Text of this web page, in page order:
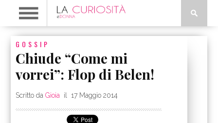
GOSSIP
Chiude “Come mi
vorrei”: Flop di Belen!
Scritto daGioia il17 Maggio 2014